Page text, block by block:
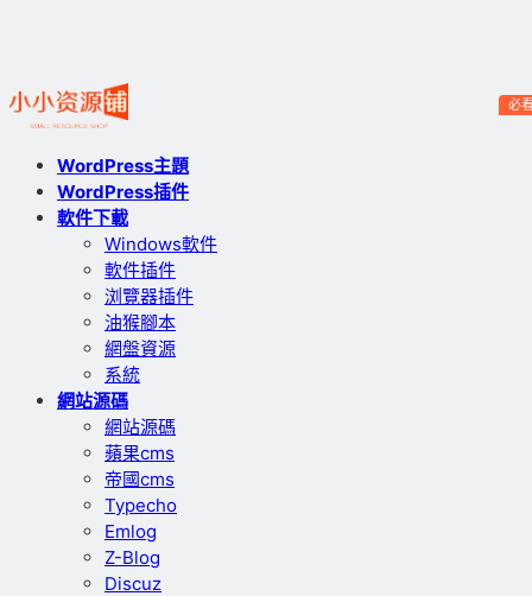
WordPress主題
WordPress插件
軟件下載
Windows軟件
軟件插件
浏覽器插件
油猴腳本
網盤資源
系統
網站源碼
網站源碼
蘋果cms
帝國cms
Typecho
Emlog
Z-Blog
Discuz
必